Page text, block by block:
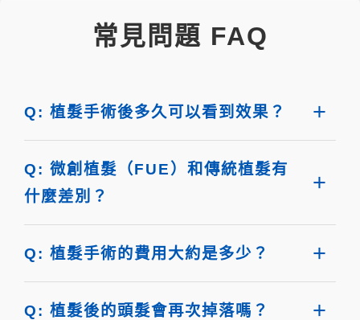
常見問題 FAQ
Q: 植髮手術後多久可以看到效果？
Q: 微創植髮（FUE）和傳統植髮有
什麼差別？
Q: 植髮手術的費用大約是多少？
Q: 植髮後的頭髮會再次掉落嗎？